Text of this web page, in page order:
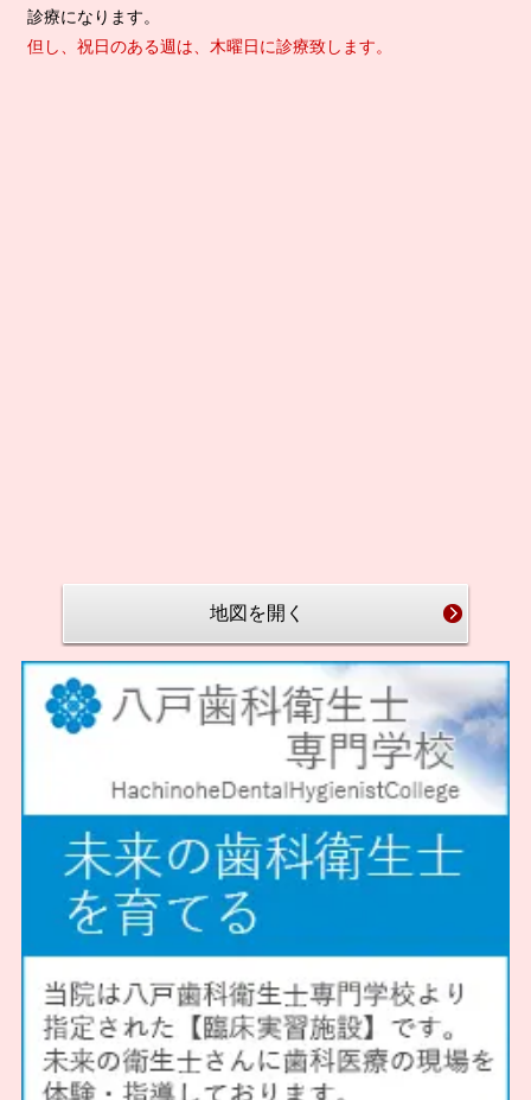
診療になります。
但し、祝日のある週は、木曜日に診療致します。
地図を開く